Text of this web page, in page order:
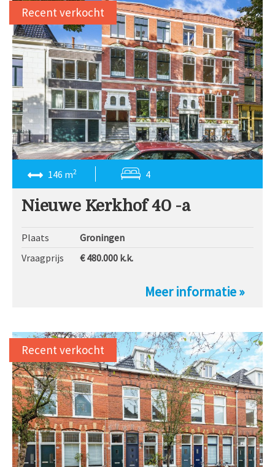
146 m2 4
Nieuwe Kerkhof 40 -a
Plaats
Groningen
Vraagprijs
€ 480.000 k.k.
Meer informatie »
Recent verkocht
Recent verkocht